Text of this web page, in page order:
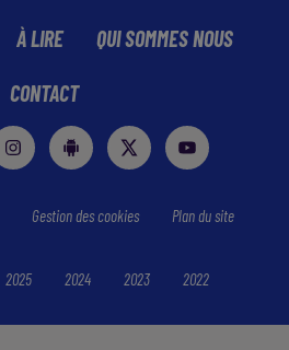
À LIRE QUI SOMMES NOUS
CONTACT
Gestion des cookies Plan du site
2025 2024 2023 2022